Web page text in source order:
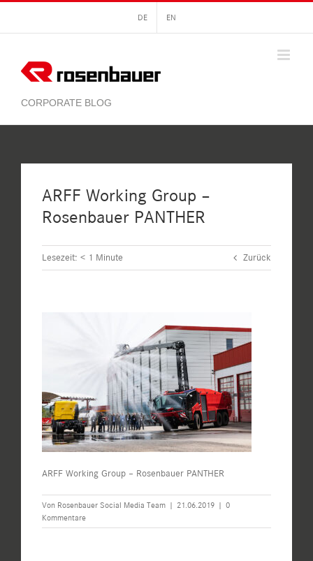
springen
DE EN
ARFF Working Group –
Rosenbauer PANTHER
Lesezeit: < 1 Minute Zurück
ARFF Working Group – Rosenbauer PANTHER
Von Rosenbauer Social Media Team | 21.06.2019 | 0
Kommentare